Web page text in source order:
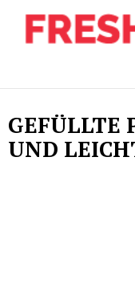
GEFÜLLTE
UND